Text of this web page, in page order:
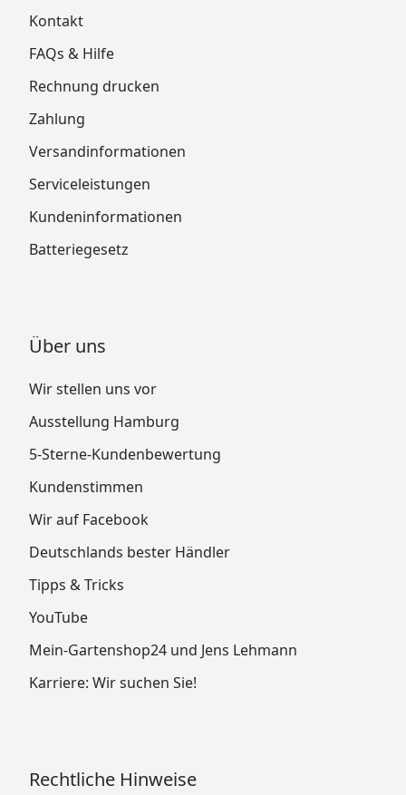
Kontakt
FAQs & Hilfe
Rechnung drucken
Zahlung
Versandinformationen
Serviceleistungen
Kundeninformationen
Batteriegesetz
Über uns
Wir stellen uns vor
Ausstellung Hamburg
5-Sterne-Kundenbewertung
Kundenstimmen
Wir auf Facebook
Deutschlands bester Händler
Tipps & Tricks
YouTube
Mein-Gartenshop24 und Jens Lehmann
Karriere: Wir suchen Sie!
Rechtliche Hinweise